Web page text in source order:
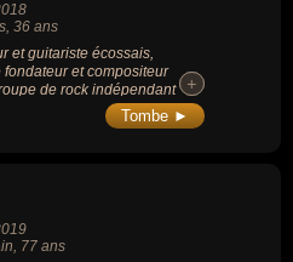
, 36 ans
et guitariste écossais,
fondateur et compositeur
de rock indépendant
avec qui il a enregistré 5
+
+
Tombe ►
, 77 ans